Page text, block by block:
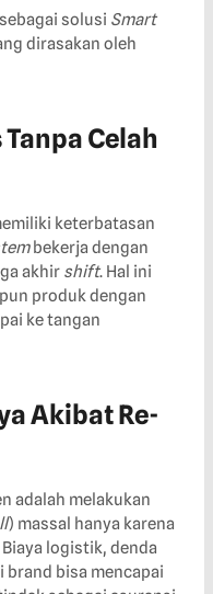
solusi Smart
dirasakan oleh
Celah
keterbatasan
bekerja dengan
akhir shift. Hal ini
produk dengan
ke tangan
Akibat Re-
adalah melakukan
) massal hanya karena
logistik, denda
brand bisa mencapai